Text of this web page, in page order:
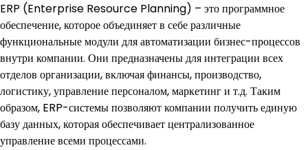
ERP (Enterprise Resource Planning) – это программное
обеспечение, которое объединяет в себе различные
функциональные модули для автоматизации бизнес-процессов
внутри компании. Они предназначены для интеграции всех
отделов организации, включая финансы, производство,
логистику, управление персоналом, маркетинг и т.д. Таким
образом, ERP-системы позволяют компании получить единую
базу данных, которая обеспечивает централизованное
управление всеми процессами.